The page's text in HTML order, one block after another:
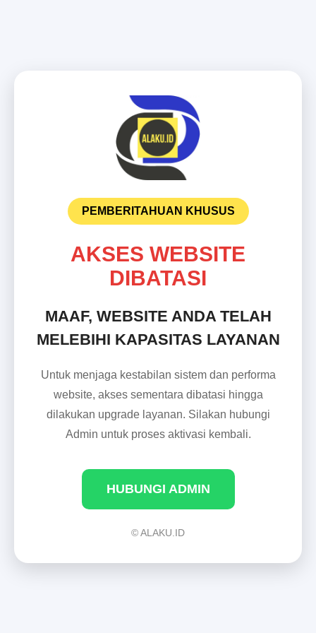
PEMBERITAHUAN KHUSUS
AKSES WEBSITE
DIBATASI
MAAF, WEBSITE ANDA TELAH
MELEBIHI KAPASITAS LAYANAN
Untuk menjaga kestabilan sistem dan performa
website, akses sementara dibatasi hingga
dilakukan upgrade layanan. Silakan hubungi
Admin untuk proses aktivasi kembali.
HUBUNGI ADMIN
© ALAKU.ID